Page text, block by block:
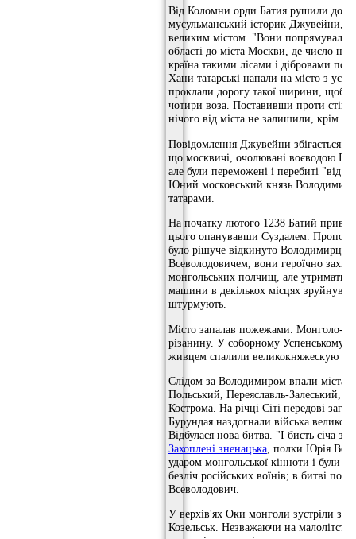
Від Коломни орди Батия рушили до
мусульманський історик Джувейни,
великим містом. "Вони попрямували в
області до міста Москви, де число
країна такими лісами і дібровами
Хани татарські напали на місто з
проклали дорогу такої ширини, щоб
чотири воза. Поставивши проти стін
нічого від міста не залишили, крім
Повідомлення Джувейни збігається з
що москвичі, очолювані воєводою
але були переможені і перебиті "від
Юний московський князь Володимир
татарами.
На початку лютого 1238 Батий
цього опанувавши Суздалем.
було рішуче відкинуто Володимирці.
Всеволодовичем, вони героїчно
монгольських полчищ, але утримати
машини в декількох місцях
штурмують.
Місто запалав пожежами. Монголо-
різанину. У соборному Успенському
живцем спалили великокняжескую
Слідом за Володимиром впали міста
Польський, Переяславль-Залеський,
Кострома. На річці Сіті передові
Бурундая наздогнали війська
Відбулася нова битва. "І бисть січа
Захоплені зненацька , полки Юрія
ударом монгольської кінноти і були
безліч російських воїнів; в битві
Всеволодович.
У верхів'ях Оки монголи зустріли
Козельськ. Незважаючи на